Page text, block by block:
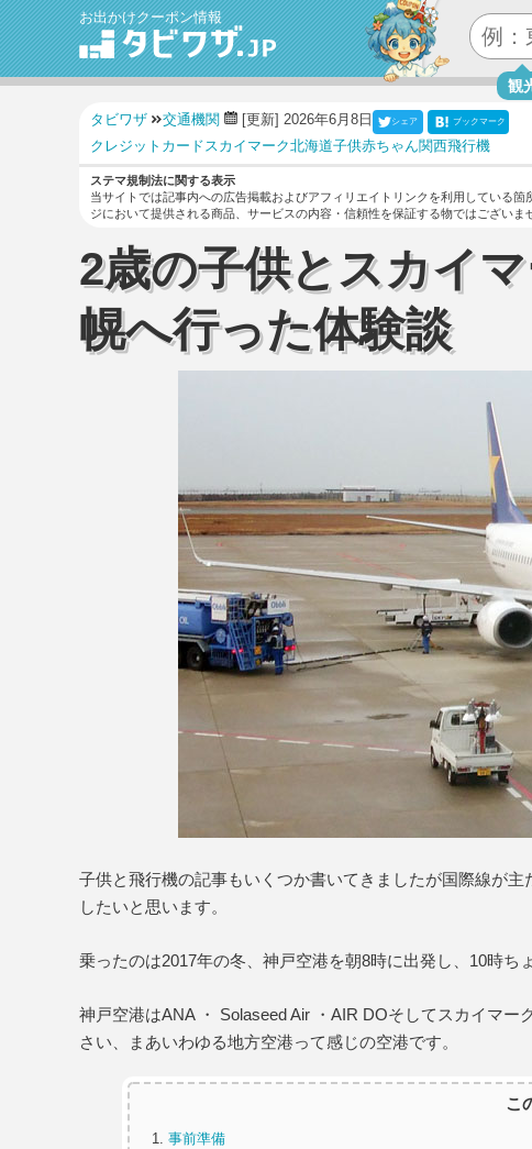
お出かけクーポン情報
観
タビワザ 交通機関 [更新] 2026年6月8日 シェア ブックマーク
クレジットカードスカイマーク北海道子供赤ちゃん関西飛行機
ステマ規制法に関する表示
当サイトでは記事内への広告掲載およびアフィリエイトリンクを利用している
ジにおいて提供される商品、サービスの内容・信頼性を保証する物ではございま
2歳の子供とスカイ
幌へ行った体験談
子供と飛行機の記事もいくつか書いてきましたが国際線が
したいと思います。
乗ったのは2017年の冬、神戸空港を朝8時に出発し、10時ち
神戸空港はANA ・ Solaseed Air ・AIR DOそしてスカイマ
さい、まあいわゆる地方空港って感じの空港です。
こ
事前準備